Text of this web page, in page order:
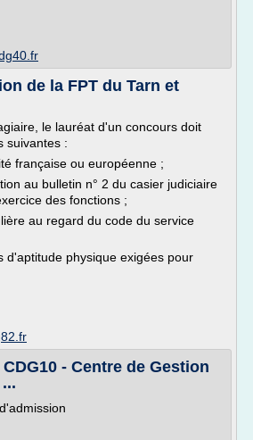
de la FPT du Tarn et
le lauréat d'un concours doit
suivantes :
française ou européenne ;
au bulletin n° 2 du casier judiciaire
des fonctions ;
au regard du code du service
d'aptitude physique exigées pour
- Centre de Gestion